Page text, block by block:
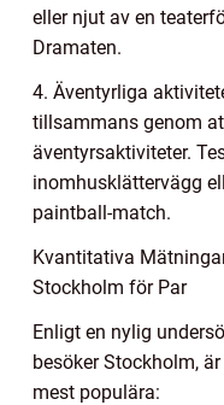
eller njut av en
Dramaten.
4. Äventyrliga
tillsammans genom
äventyrsaktiviteter.
inomhusklättervägg
paintball-match.
Kvantitativa
Stockholm för Par
Enligt en nylig
besöker Stockholm,
mest populära: